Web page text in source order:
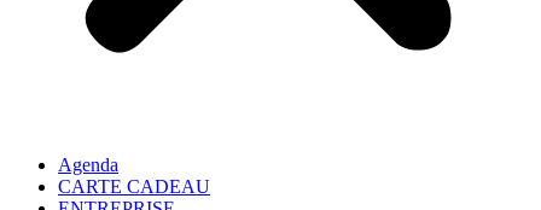
Agenda
CARTE CADEAU